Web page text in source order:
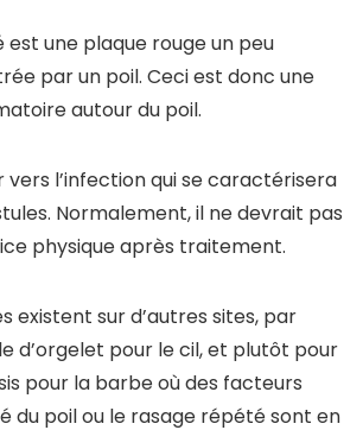
est une plaque rouge un peu
par un poil. Ceci est donc une
autour du poil.
vers l’infection qui se caractérisera
Normalement, il ne devrait pas
physique après traitement.
existent sur d’autres sites, par
d’orgelet pour le cil, et plutôt pour
pour la barbe où des facteurs
du poil ou le rasage répété sont en